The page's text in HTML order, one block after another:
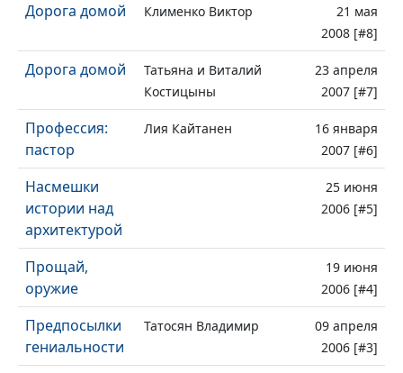
Дорога домой Клименко Виктор
21 мая
2008 [#8]
Дорога домой
Татьяна и Виталий
Костицыны
23 апреля
2007 [#7]
Профессия:
пастор
Лия Кайтанен
16 января
2007 [#6]
Насмешки
истории над
архитектурой
25 июня
2006 [#5]
Прощай,
оружие
19 июня
2006 [#4]
Предпосылки
гениальности
Татосян Владимир
09 апреля
2006 [#3]